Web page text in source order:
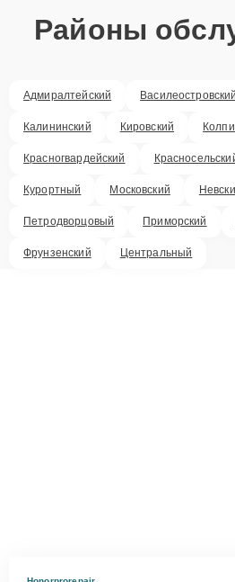
Районы
Адмиралтейский Василеостровский
Калининский Кировский
Красногвардейский
Курортный Московский
Петродворцовый Приморский
Фрунзенский Центральный